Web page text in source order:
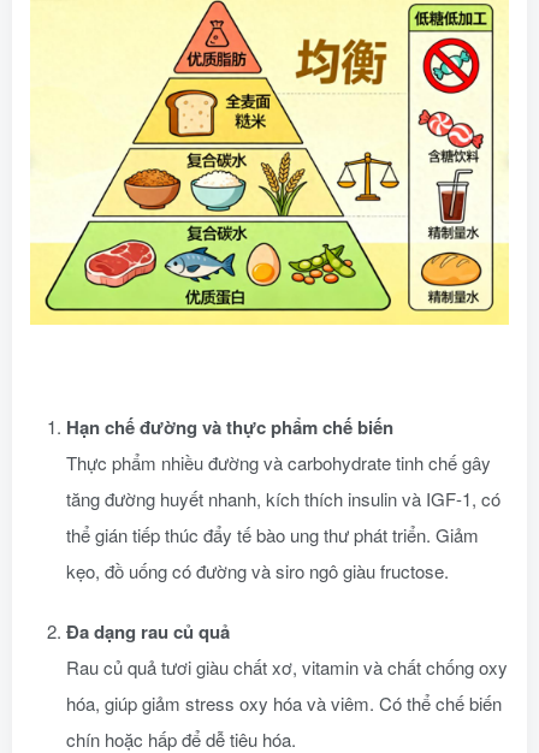
Hạn chế đường và thực phẩm chế biến
Thực phẩm nhiều đường và carbohydrate tinh chế gây
tăng đường huyết nhanh, kích thích insulin và IGF-1, có
thể gián tiếp thúc đẩy tế bào ung thư phát triển. Giảm
kẹo, đồ uống có đường và siro ngô giàu fructose.
Đa dạng rau củ quả
Rau củ quả tươi giàu chất xơ, vitamin và chất chống oxy
hóa, giúp giảm stress oxy hóa và viêm. Có thể chế biến
chín hoặc hấp để dễ tiêu hóa.